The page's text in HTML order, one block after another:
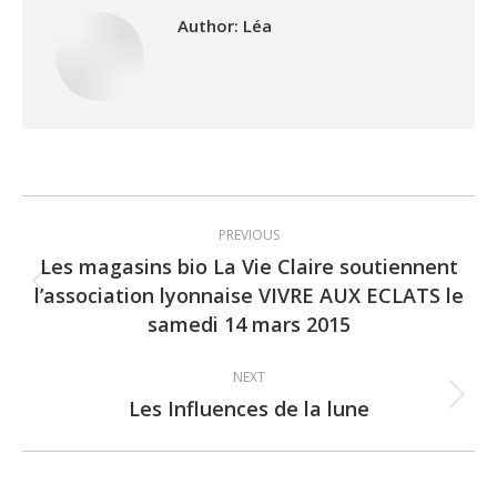
Author: Léa
navigation
PREVIOUS
Previous
post:
Les magasins bio La Vie Claire soutiennent
l’association lyonnaise VIVRE AUX ECLATS le
samedi 14 mars 2015
NEXT
Next
Les Influences de la lune